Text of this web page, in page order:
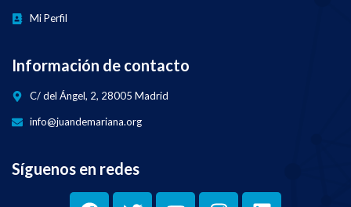
Mi Perfil
Información de contacto
C/ del Ángel, 2, 28005 Madrid
info@juandemariana.org
Síguenos en redes